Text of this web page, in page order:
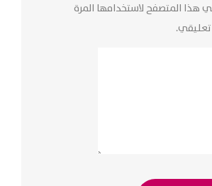
هذا المتصفح لاستخدامها المرة